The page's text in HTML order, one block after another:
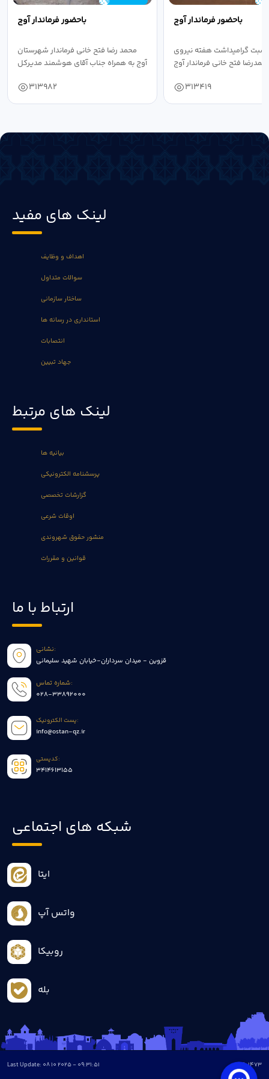
باحضور فرماندار آوج
محمد رضا فتح خانی فرماندار شهرستان
آوج به همراه جناب آقای هوشمند مدیرکل
313982
باحضور فرماندار آوج
گرامیداشت هفته نیروی
فتح خانی فرماندار آوج
313419
لینک های مفید
اهداف و وظایف
سوالات متداول
ساختار سازمانی
استانداری در رسانه ها
انتصابات
جهاد تبیین
لینک های مرتبط
بیانیه ها
پرسشنامه الکترونیکی
گزارشات تخصصی
اوقات شرعی
منشور حقوق شهروندی
قوانین و مقررات
ارتباط با ما
نشانی:
قزوین - میدان سرداران-خیابان شهید سلیمانی
شماره تماس:
028-33892000
پست الکترونیک:
info@ostan-qz.ir
کدپستی:
3414613155
شبکه های اجتماعی
ایتا
واتس آپ
روبیکا
بله
Last Update: 08 10 2025 - 09:31:51 all :1473